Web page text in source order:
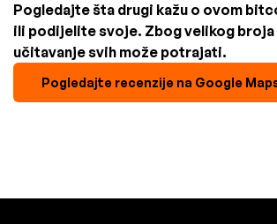
Pogledajte šta drugi kažu o ovom
ili podijelite svoje. Zbog velikog
učitavanje svih može potrajati.
Pogledajte recenzije na Google